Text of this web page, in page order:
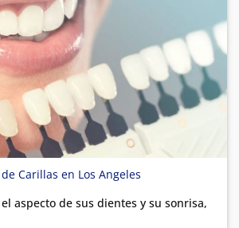
Carillas en Los Angeles
aspecto de sus dientes y su sonrisa,